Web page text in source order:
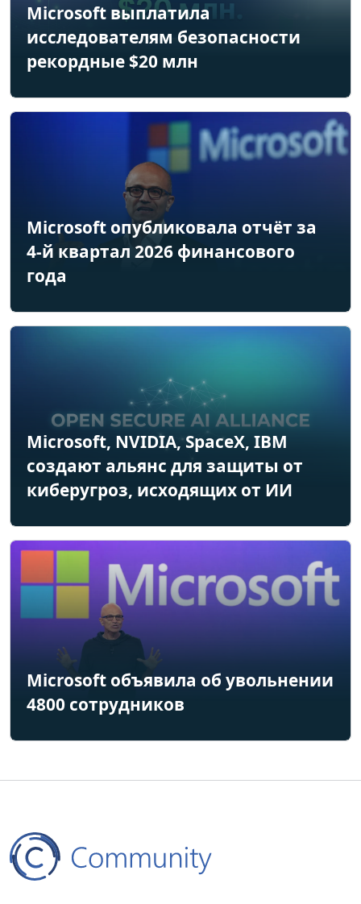
Microsoft выплатила
исследователям безопасности
рекордные $20 млн
Microsoft опубликовала отчёт за
4-й квартал 2026 финансового
года
Microsoft, NVIDIA, SpaceX, IBM
создают альянс для защиты от
киберугроз, исходящих от ИИ
Microsoft объявила об увольнении
4800 сотрудников